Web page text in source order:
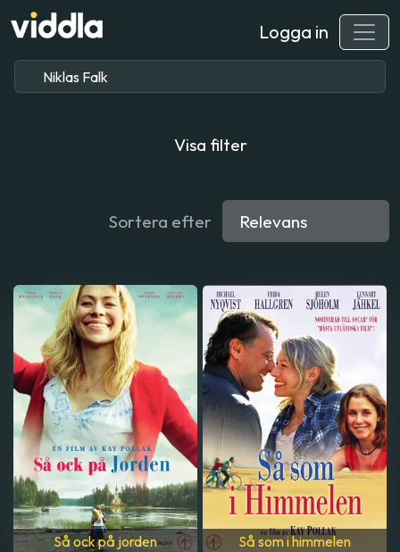
Logga in
Visa filter
Sortera efter
Så ock på jorden Så som i himmelen